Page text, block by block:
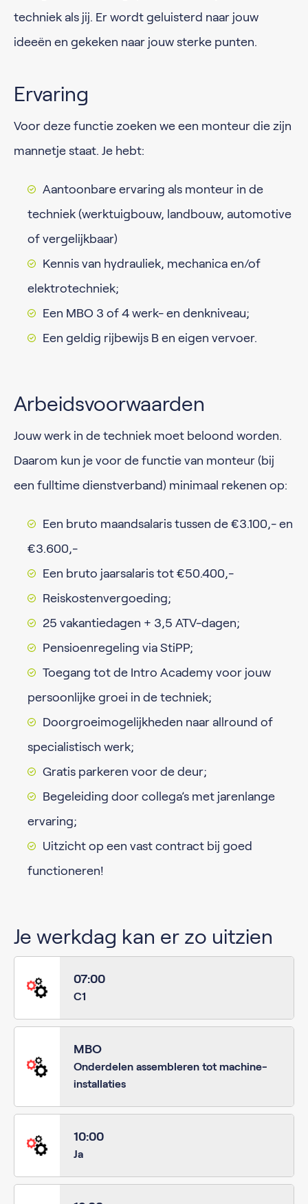
techniek als jij. Er wordt geluisterd naar jouw
ideeën en gekeken naar jouw sterke punten.
Ervaring
Voor deze functie zoeken we een monteur die zijn
mannetje staat. Je hebt:
Aantoonbare ervaring als monteur in de
techniek (werktuigbouw, landbouw, automotive
of vergelijkbaar)
Kennis van hydrauliek, mechanica en/of
elektrotechniek;
Een MBO 3 of 4 werk- en denkniveau;
Een geldig rijbewijs B en eigen vervoer.
Arbeidsvoorwaarden
Jouw werk in de techniek moet beloond worden.
Daarom kun je voor de functie van monteur (bij
een fulltime dienstverband) minimaal rekenen op:
Een bruto maandsalaris tussen de €3.100,- en
€3.600,-
Een bruto jaarsalaris tot €50.400,-
Reiskostenvergoeding;
25 vakantiedagen + 3,5 ATV-dagen;
Pensioenregeling via StiPP;
Toegang tot de Intro Academy voor jouw
persoonlijke groei in de techniek;
Doorgroeimogelijkheden naar allround of
specialistisch werk;
Gratis parkeren voor de deur;
Begeleiding door collega’s met jarenlange
ervaring;
Uitzicht op een vast contract bij goed
functioneren!
Je werkdag kan er zo uitzien
07:00
C1
MBO
Onderdelen assembleren tot machine-
installaties
10:00
Ja